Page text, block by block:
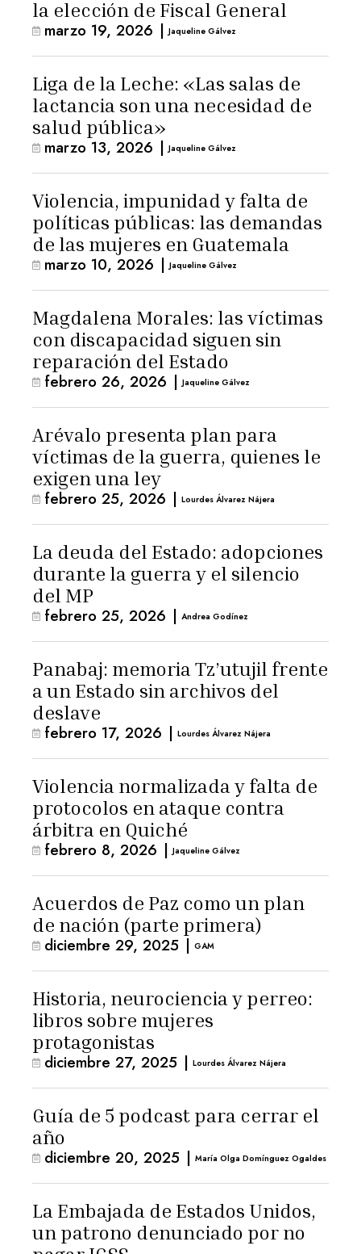
la elección de Fiscal General
marzo 19, 2026 | Jaqueline Gálvez
Liga de la Leche: «Las salas de
lactancia son una necesidad de
salud pública»
marzo 13, 2026 | Jaqueline Gálvez
Violencia, impunidad y falta de
políticas públicas: las demandas
de las mujeres en Guatemala
marzo 10, 2026 | Jaqueline Gálvez
Magdalena Morales: las víctimas
con discapacidad siguen sin
reparación del Estado
febrero 26, 2026 | Jaqueline Gálvez
Arévalo presenta plan para
víctimas de la guerra, quienes le
exigen una ley
febrero 25, 2026 | Lourdes Álvarez Nájera
La deuda del Estado: adopciones
durante la guerra y el silencio
del MP
febrero 25, 2026 | Andrea Godínez
Panabaj: memoria Tz’utujil frente
a un Estado sin archivos del
deslave
febrero 17, 2026 | Lourdes Álvarez Nájera
Violencia normalizada y falta de
protocolos en ataque contra
árbitra en Quiché
febrero 8, 2026 | Jaqueline Gálvez
Acuerdos de Paz como un plan
de nación (parte primera)
diciembre 29, 2025 | GAM
Historia, neurociencia y perreo:
libros sobre mujeres
protagonistas
diciembre 27, 2025 | Lourdes Álvarez Nájera
Guía de 5 podcast para cerrar el
año
diciembre 20, 2025 | María Olga Domínguez Ogaldes
La Embajada de Estados Unidos,
un patrono denunciado por no